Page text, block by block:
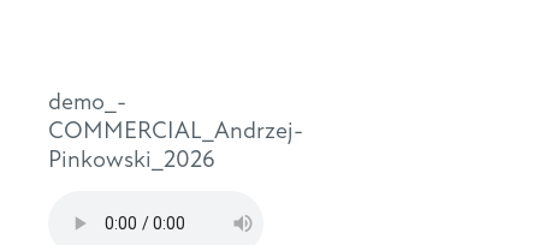
demo_-
COMMERCIAL_Andrzej-
Pinkowski_2026